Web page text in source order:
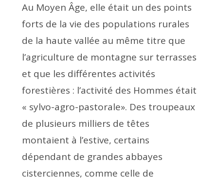
Au Moyen Âge, elle était un des points
forts de la vie des populations rurales
de la haute vallée au même titre que
l’agriculture de montagne sur terrasses
et que les différentes activités
forestières : l’activité des Hommes était
« sylvo-agro-pastorale». Des troupeaux
de plusieurs milliers de têtes
montaient à l’estive, certains
dépendant de grandes abbayes
cisterciennes, comme celle de